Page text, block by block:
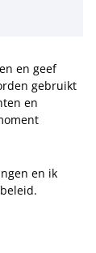
en geef
gebruikt
en
en ik